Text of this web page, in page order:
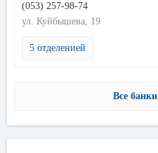
(053) 257-98-74
ул. Куйбышева, 19
5 отделенией
Все